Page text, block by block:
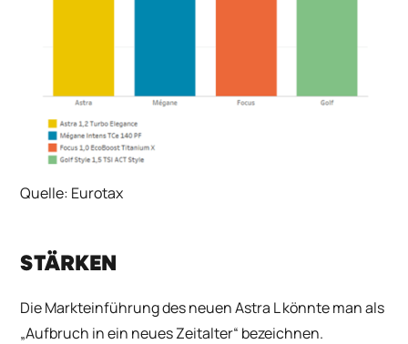
Quelle: Eurotax
STÄRKEN
Die Markteinführung des neuen Astra L könnte man als
„Aufbruch in ein neues Zeitalter“ bezeichnen.